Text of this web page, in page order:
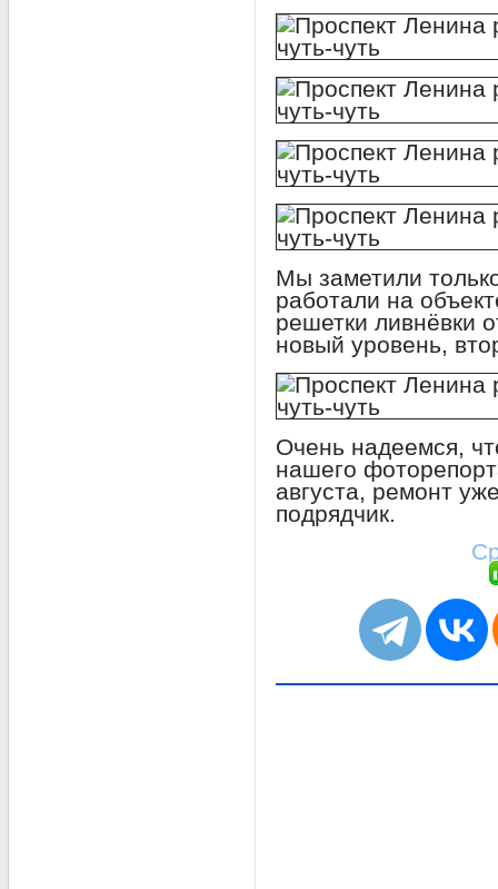
Мы заметили
работали на
решетки ливнёвки
новый уровень,
Очень надеемся,
нашего
августа, ремонт
подрядчик.